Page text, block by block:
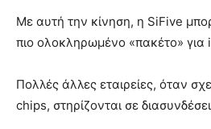
Με αυτή την κίνηση, η SiFive
πιο ολοκληρωμένο «πακέτο» για
Πολλές άλλες εταιρείες, όταν
chips, στηρίζονται σε